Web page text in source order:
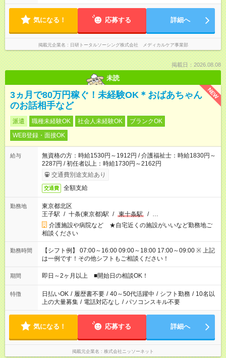
気になる！ 応募する 詳細へ
掲載元企業名 日研トータルソーシング株式会社 メディカルケア事業部
掲載日：2026.08.08
未読
NEW
3ヵ月で80万円稼ぐ！未経験OK＊おばあちゃん
のお話相手など
派遣 職種未経験OK 社会人未経験OK
ブランクOK
WEB登録・面接OK
給与
無資格の方：時給1530円～1912円 / 介護福祉士：時給1830円～
2287円 / 初任者以上：時給1730円～2162円
交通費別途支給あり
交通費 全額支給
勤務地
東京都北区
王子駅 / 十条(東京都)駅 / 東十条駅 / …
介護施設や病院など ★自宅近くの施設がいいなど勤務地ご
相談ください
勤務時間
【シフト例】 07:00～16:00 09:00～18:00 17:00～09:00 ※ 上記
は一例です！その他シフトもご相談ください！
期間 即日～2ヶ月以上 ■開始日の相談OK！
特徴 日払いOK / 履歴書不要 / 40～50代活躍中 / シフト勤務 / 10名以
上の大量募集 / 電話対応なし / パソコンスキル不要
気になる！ 応募する 詳細へ
掲載元企業名 株式会社ニッソーネット